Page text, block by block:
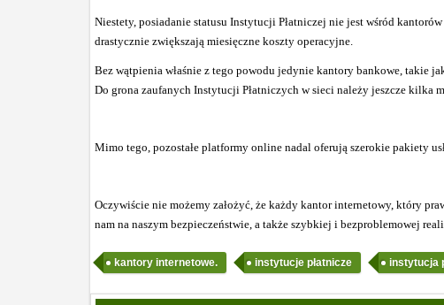
Niestety, posiadanie statusu Instytucji Płatniczej nie jest wśród
drastycznie zwiększają miesięczne koszty operacyjne.
Bez wątpienia właśnie z tego powodu jedynie kantory bankowe, takie
Do grona zaufanych Instytucji Płatniczych w sieci należy jeszcze kilka
Mimo tego, pozostałe platformy online nadal oferują szerokie pakiety
Oczywiście nie możemy założyć, że każdy kantor internetowy, który
nam na naszym bezpieczeństwie, a także szybkiej i bezproblemowej
kantory internetowe. instytucje płatnicze instytucja